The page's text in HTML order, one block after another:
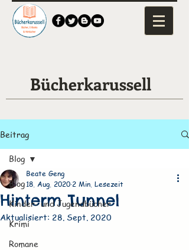
Bücherkarussell
Beitrag
Blog
Kinder- und Jugendbücher
Krimi
Romane
Blog
Hinterm Tunnel
Beate Geng
18. Aug. 2020 2 Min. Lesezeit
Aktualisiert: 28. Sept. 2020